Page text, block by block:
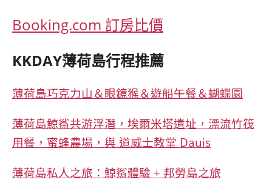
Booking.com 訂房比價
KKDAY薄荷島行程推薦
薄荷島巧克力山＆眼鏡猴＆遊船午餐＆蝴蝶園
薄荷島鯨鯊共游浮潛，埃爾米塔遺址，漂流竹筏
用餐，蜜蜂農場，與 道威士教堂 Dauis
薄荷島私人之旅：鯨鯊體驗 + 邦勞島之旅